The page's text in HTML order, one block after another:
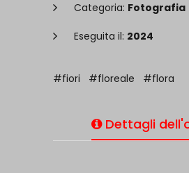
Categoria: Fotografia
Eseguita il: 2024
#fiori #floreale #flora
Dettagli